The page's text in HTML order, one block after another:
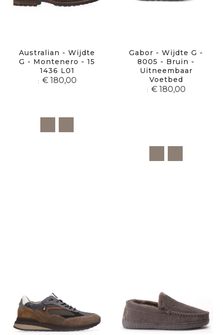
Australian - Wijdte
G - Montenero - 15
1436 L01
€ 180,00
Gabor - Wijdte G -
8005 - Bruin -
Uitneembaar
Voetbed
€ 180,00